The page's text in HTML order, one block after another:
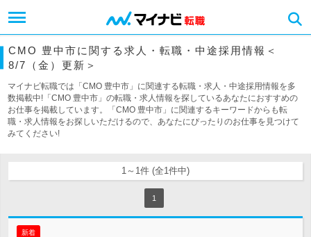
CMO 豊中市に関する求人・転職・中途採用情報＜
8/7（金）更新＞
マイナビ転職では「CMO 豊中市」に関連する転職・求人・中途採用情報を多
数掲載中!「CMO 豊中市」の転職・求人情報を探しているあなたにおすすめの
お仕事を掲載しています。「CMO 豊中市」に関連するキーワードからも転
職・求人情報をお探しいただけるので、あなたにぴったりのお仕事を見つけて
みてください!
1～1件 (全1件中)
1
新着